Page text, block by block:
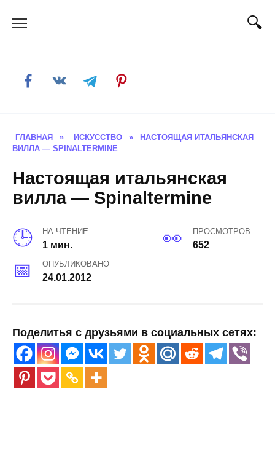
ГЛАВНАЯ » ИСКУССТВО »
НАСТОЯЩАЯ ИТАЛЬЯНСКАЯ
ВИЛЛА — SPINALTERMINE
Настоящая итальянская
вилла — Spinaltermine
НА ЧТЕНИЕ
1 мин.
ПРОСМОТРОВ
652
ОПУБЛИКОВАНО
24.01.2012
Поделитья с друзьями в социальных сетях: